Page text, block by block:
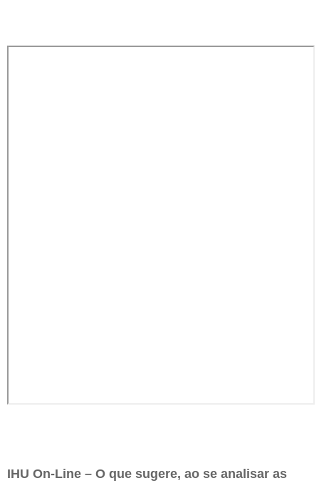
IHU On-Line – O que sugere, ao se analisar as